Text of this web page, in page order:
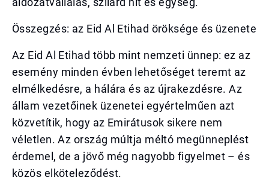
Összegzés: az Eid Al Etihad öröksége és üzenete
Az Eid Al Etihad több mint nemzeti ünnep: ez az
esemény minden évben lehetőséget teremt az
elmélkedésre, a hálára és az újrakezdésre. Az
állam vezetőinek üzenetei egyértelműen azt
közvetítik, hogy az Emirátusok sikere nem
véletlen. Az ország múltja méltó megünneplést
érdemel, de a jövő még nagyobb figyelmet – és
közös elköteleződést.